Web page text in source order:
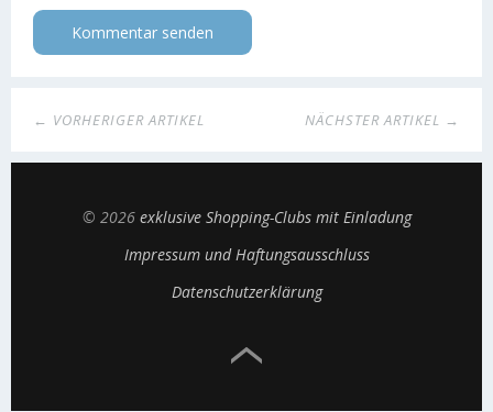
NÄCHSTER ARTIKEL →
← VORHERIGER ARTIKEL
© 2026 exklusive Shopping-Clubs mit Einladung
Impressum und Haftungsausschluss
Datenschutzerklärung